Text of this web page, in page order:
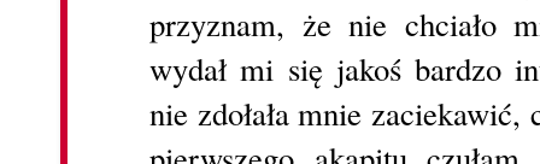
przyznam, że nie chciało
wydał mi się jakoś bardzo
nie zdołała mnie